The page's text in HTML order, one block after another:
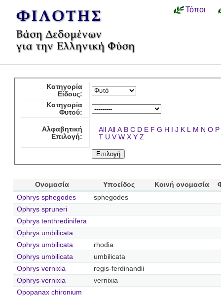
Τόποι
Κατηγορία
Είδους:
Κατηγορία
Φυτού:
Αλφαβητική
Επιλογή:
All All A B C D E F G H I J K L M N O P
T U V W X Y Z
Ονομασία Υποείδος Κοινή ονομασία
Ophrys sphegodes
sphegodes
Ophrys spruneri
Ophrys tenthredinifera
Ophrys umbilicata
Ophrys umbilicata
rhodia
Ophrys umbilicata
umbilicata
Ophrys vernixia
regis-ferdinandii
Ophrys vernixia
vernixia
Opopanax chironium